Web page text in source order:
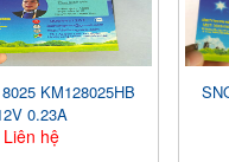
KM128025HB
0.23A
Liên hệ